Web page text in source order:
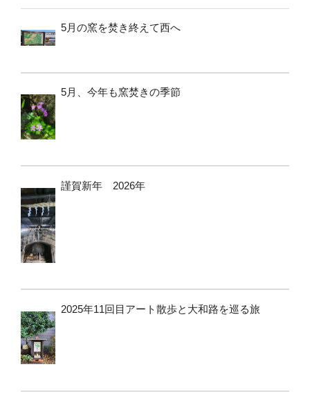
5月の窯を焚き終えて西へ
5月、今年も窯焚きの季節
謹賀新年 2026年
2025年11回目アート散歩と大和路を巡る旅